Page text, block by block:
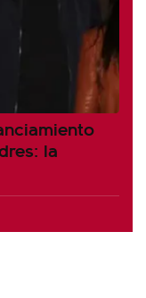
la